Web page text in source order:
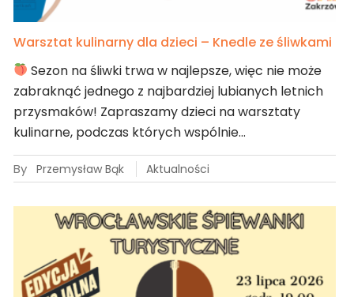
Warsztat kulinarny dla dzieci – Knedle ze śliwkami
Sezon na śliwki trwa w najlepsze, więc nie może
zabraknąć jednego z najbardziej lubianych letnich
przysmaków! Zapraszamy dzieci na warsztaty
kulinarne, podczas których wspólnie…
By Przemysław Bąk Aktualności